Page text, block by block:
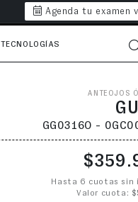
Agenda tu examen
TECNOLOGÍAS
ANTEOJOS
GG0316O -
Precio
Hasta 6 cuotas sin
Valor cuota: